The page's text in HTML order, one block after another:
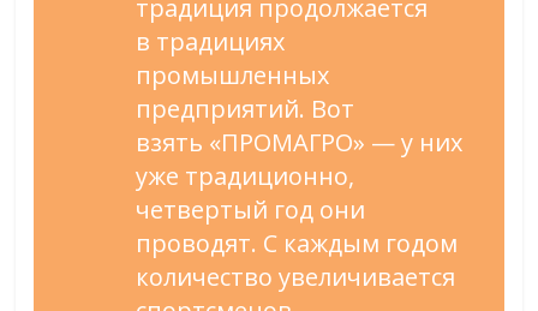
традиция продолжается
в традициях
промышленных
предприятий. Вот
взять «ПРОМАГРО» —у них
уже традиционно,
четвертый год они
проводят. С каждым годом
количество увеличивается